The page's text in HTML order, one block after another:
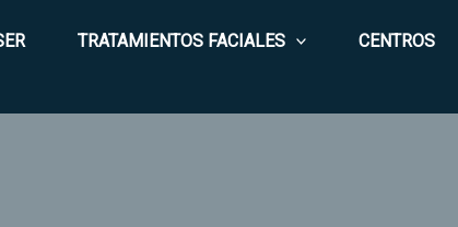
TRATAMIENTOS FACIALES
CENTROS